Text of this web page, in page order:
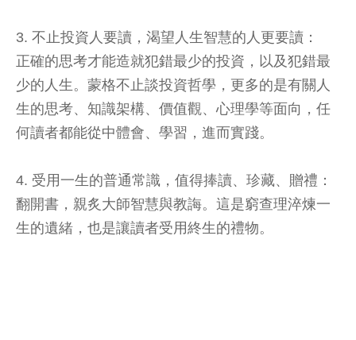
3. 不止投資人要讀，渴望人生智慧的人更要讀：
正確的思考才能造就犯錯最少的投資，以及犯錯最
少的人生。蒙格不止談投資哲學，更多的是有關人
生的思考、知識架構、價值觀、心理學等面向，任
何讀者都能從中體會、學習，進而實踐。
4. 受用一生的普通常識，值得捧讀、珍藏、贈禮：
翻開書，親炙大師智慧與教誨。這是窮查理淬煉一
生的遺緒，也是讓讀者受用終生的禮物。